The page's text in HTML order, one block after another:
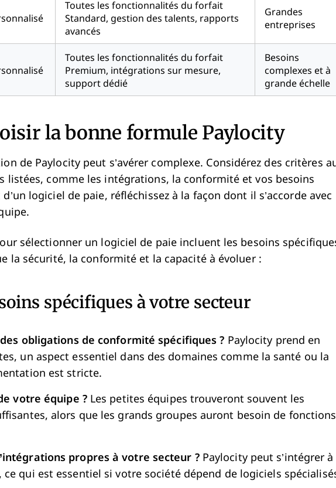
Toutes les fonctionnalités du forfait
Standard, gestion des talents, rapports
avancés
Grandes
entreprises
Toutes les fonctionnalités du forfait
Premium, intégrations sur mesure,
support dédié
Besoins
complexes et à
grande échelle
la bonne formule Paylocity
de Paylocity peut s’avérer complexe. Considérez des critères
listées, comme les intégrations, la conformité et vos besoins
logiciel de paie, réfléchissez à la façon dont il s’accorde avec
sélectionner un logiciel de paie incluent les besoins
la sécurité, la conformité et la capacité à évoluer :
spécifiques à votre secteur
obligations de conformité spécifiques ? Paylocity prend en
un aspect essentiel dans des domaines comme la santé ou la
est stricte.
votre équipe ?Les petites équipes trouveront souvent les
alors que les grands groupes auront besoin de fonctions
propres à votre secteur ?Paylocity peut s’intégrer à
qui est essentiel si votre société dépend de logiciels